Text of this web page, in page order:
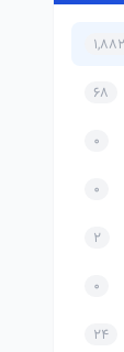
1,882
68
0
0
2
0
24